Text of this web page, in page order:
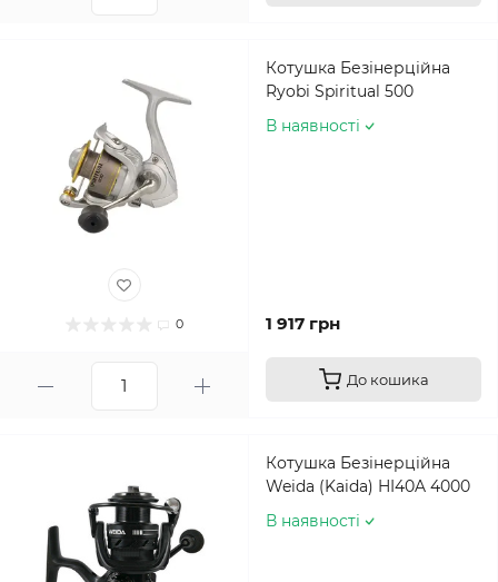
0
Котушка Безінерційна
Ryobi Spiritual 500
В наявності
1 917 грн
До кошика
Котушка Безінерційна
Weida (Kaida) HI40A 4000
В наявності